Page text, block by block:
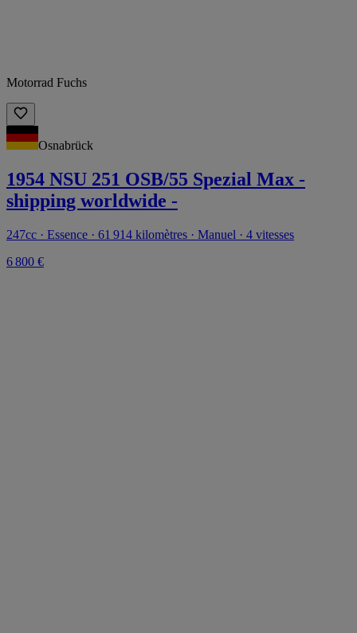
Motorrad Fuchs
Osnabrück
1954 NSU 251 OSB/55 Spezial Max -
shipping worldwide -
247cc · Essence · 61 914 kilomètres · Manuel · 4 vitesses
6 800 €